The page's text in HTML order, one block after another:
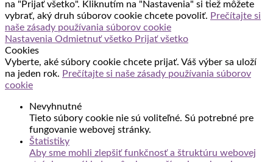
na "Prijať všetko". Kliknutím na "Nastavenia" si tiež môžete
vybrať, aký druh súborov cookie chcete povoliť. Prečítajte si
naše zásady používania súborov cookie
Nastavenia Odmietnuť všetko Prijať všetko
Cookies
Vyberte, aké súbory cookie chcete prijať. Váš výber sa uloží
na jeden rok. Prečítajte si naše zásady používania súborov
cookie
Nevyhnutné
Tieto súbory cookie nie sú voliteľné. Sú potrebné pre
fungovanie webovej stránky.
Štatistiky
Aby sme mohli zlepšiť funkčnosť a štruktúru webovej